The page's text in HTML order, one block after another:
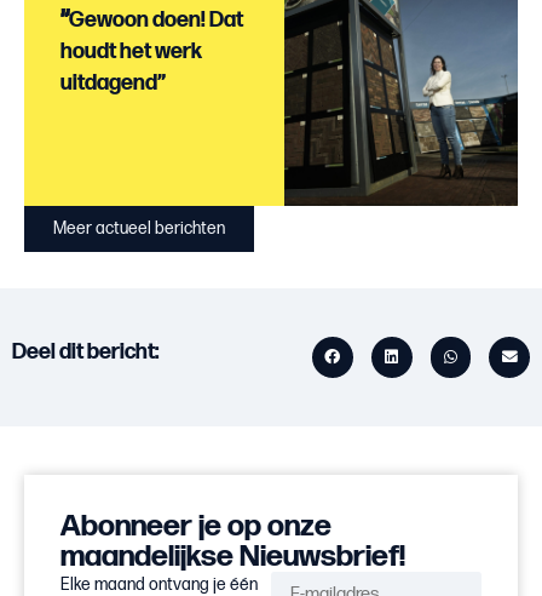
"
“Gewoon doen! Dat
houdt het werk
uitdagend”
Meer actueel berichten
Deel dit bericht:
Abonneer je op onze
maandelijkse Nieuwsbrief!
Elke maand ontvang je één